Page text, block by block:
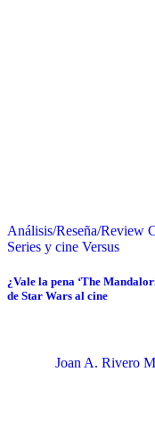
Análisis/Reseña/Review
Series y cine Versus
¿Vale la pena ‘The
de Star Wars al cine
Joan A. Rivero